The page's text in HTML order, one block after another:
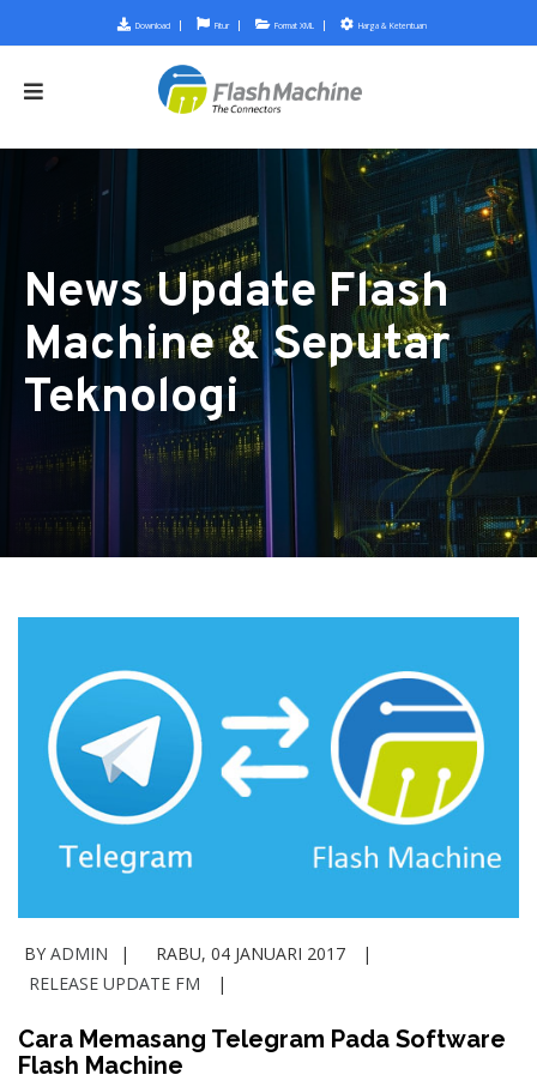
Download Fitur Format XML Harga & Ketentuan
News Update Flash
Machine & Seputar
Teknologi
BY ADMIN
RABU, 04 JANUARI 2017
RELEASE UPDATE FM
Cara Memasang Telegram Pada Software
Flash Machine